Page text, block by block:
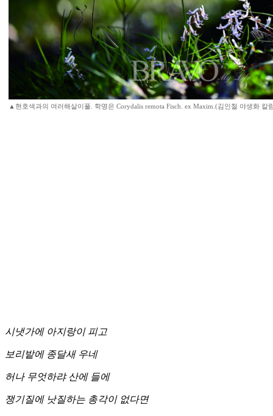
▲현호색과의 여러해살이풀. 학명은 Corydalis remota Fisch. ex Maxim.(김인철 야생화 칼
시냇가에 아지랑이 피고
보리밭에 종달새 우네
허나 무엇하랴 산에 들에
쟁기질에 낫질하는 총각이 없다면